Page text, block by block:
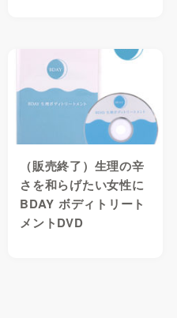
（販売終了）生理の辛
さを和らげたい女性に
BDAY ボディトリート
メントDVD